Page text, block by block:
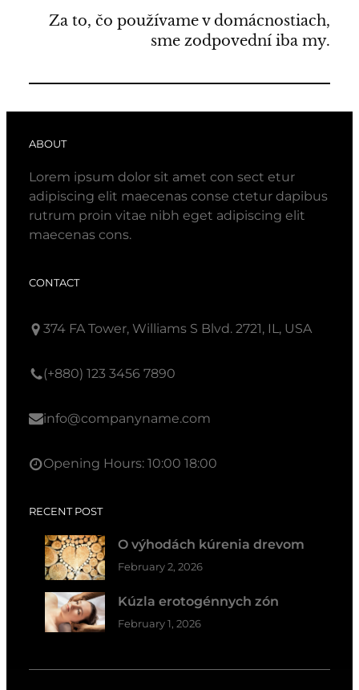
Za to, čo používame v domácnostiach,
sme zodpovední iba my.
ABOUT
Lorem ipsum dolor sit amet con sect etur
adipiscing elit maecenas conse ctetur dapibus
rutrum proin vitae nibh eget adipiscing elit
maecenas cons.
CONTACT
374 FA Tower, Williams S Blvd. 2721, IL, USA
(+880) 123 3456 7890
info@companyname.com
Opening Hours: 10:00 18:00
RECENT POST
O výhodách kúrenia drevom
February 2, 2026
Kúzla erotogénnych zón
February 1, 2026